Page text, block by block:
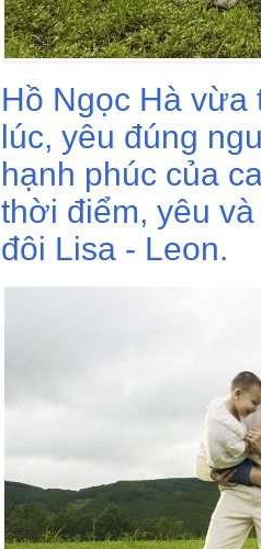
Hồ Ngọc Hà vừa
lúc, yêu đúng
hạnh phúc của
thời điểm, yêu
đôi Lisa - Leon.